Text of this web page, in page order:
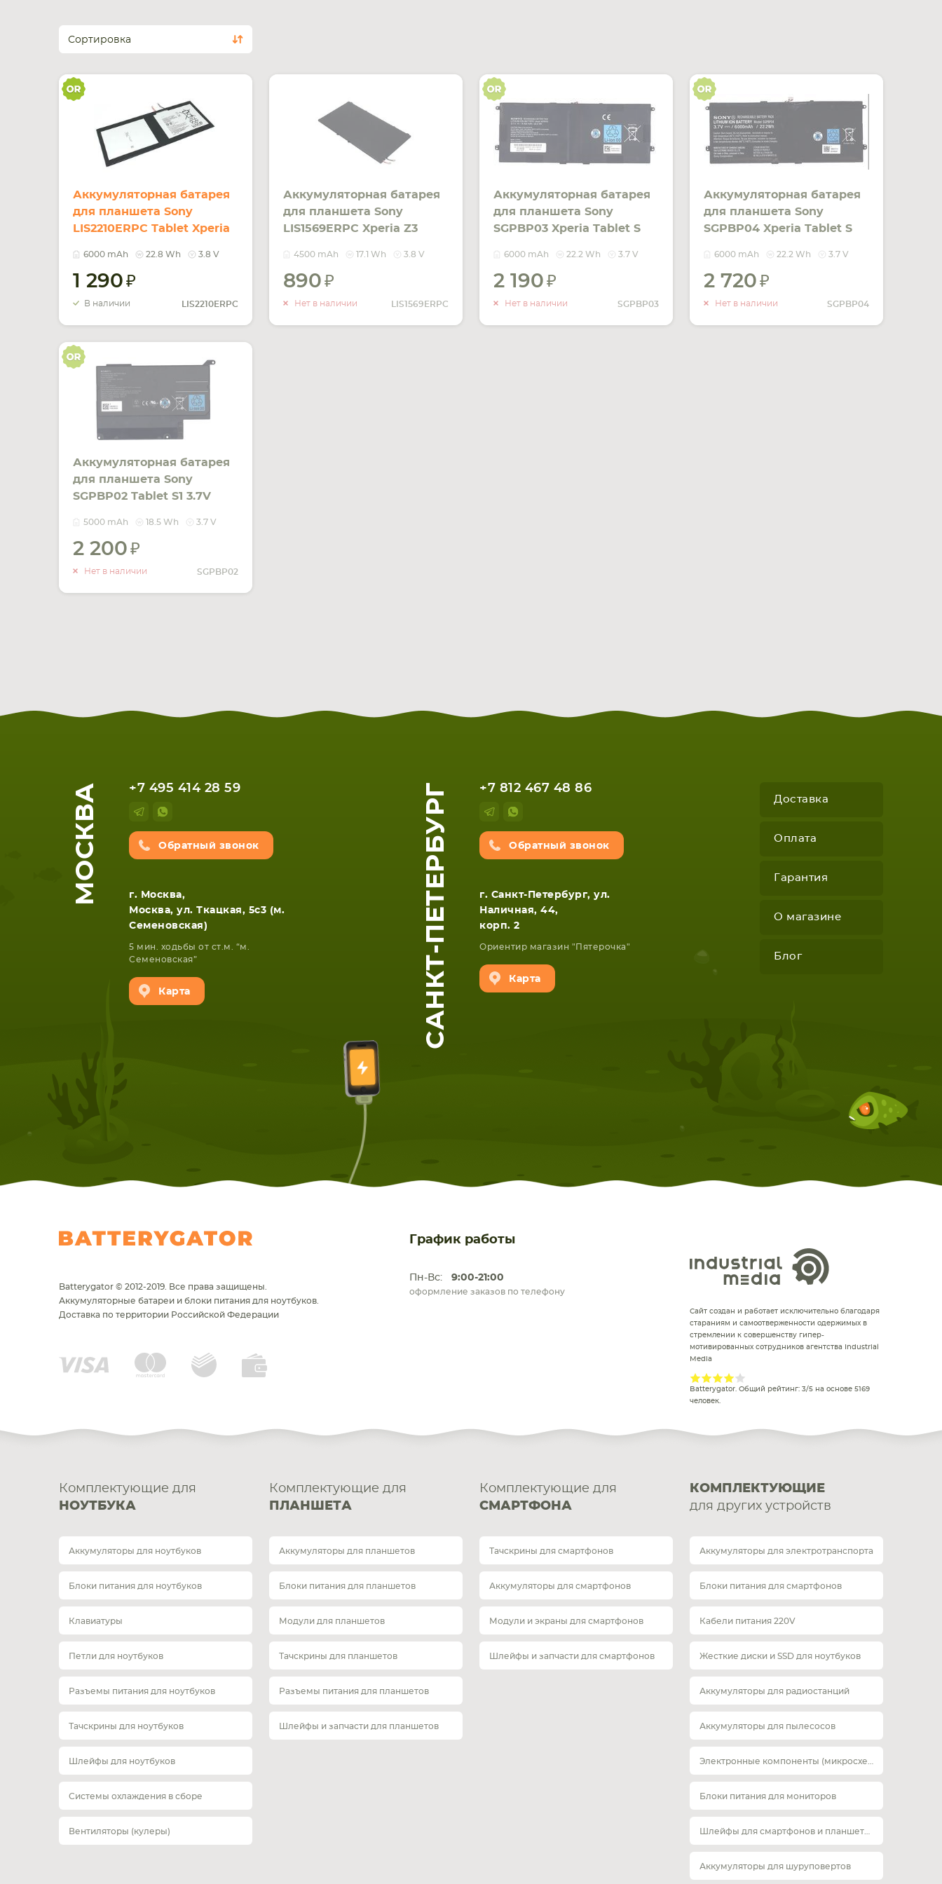
Сортировка
Аккумуляторная батарея
для планшета Sony
LIS2210ERPC Tablet Xperia
6000 mAh 22.8 Wh 3.8 V
1 290
В наличии LIS2210ERPC
Аккумуляторная батарея
для планшета Sony
LIS1569ERPC Xperia Z3
4500 mAh 17.1 Wh 3.8 V
890
Нет в наличии LIS1569ERPC
О НАЛИЧИИ
Аккумуляторная батарея
для планшета Sony
SGPBP03 Xperia Tablet S
6000 mAh 22.2 Wh 3.7 V
2 190
Нет в наличии SGPBP03
О НАЛИЧИИ
Аккумуляторная батарея
для планшета Sony
SGPBP04 Xperia Tablet S
6000 mAh 22.2 Wh 3.7 V
2 720
Нет в наличии SGPBP04
О НАЛИЧИИ
Аккумуляторная батарея
для планшета Sony
SGPBP02 Tablet S1 3.7V
5000 mAh 18.5 Wh 3.7 V
2 200
Нет в наличии SGPBP02
О НАЛИЧИИ
МОСКВА +7 495 414 28 59
Обратный звонок
г. Москва,
Москва, ул. Ткацкая, 5с3 (м.
Семеновская)
5 мин. ходьбы от ст.м. “м.
Семеновская”
Карта САНКТ-ПЕТЕРБУРГ +7 812 467 48 86
Обратный звонок
г. Санкт-Петербург, ул.
Наличная, 44,
корп. 2
Ориентир магазин "Пятерочка"
Карта
Доставка
Оплата
Гарантия
О магазине
Блог
График работы
Пн-Вс: 9:00-21:00
оформление заказов по телефону
Batterygator © 2012-2019. Все права защищены.
Аккумуляторные батареи и блоки питания для ноутбуков.
Доставка по территории Российской Федерации
Сайт создан и работает исключительно благодаря
стараниям и самоотверженности одержимых в
стремлении к совершенству гипер-
мотивированных сотрудников агентства Industrial
Media
Batterygator. Общий рейтинг: 3/5 на основе 5169
человек.
Комплектующие для
НОУТБУКА
Аккумуляторы для ноутбуков
Блоки питания для ноутбуков
Клавиатуры
Петли для ноутбуков
Разъемы питания для ноутбуков
Тачскрины для ноутбуков
Шлейфы для ноутбуков
Системы охлаждения в сборе
Вентиляторы (кулеры)
Комплектующие для
ПЛАНШЕТА
Аккумуляторы для планшетов
Блоки питания для планшетов
Модули для планшетов
Тачскрины для планшетов
Разъемы питания для планшетов
Шлейфы и запчасти для планшетов
Комплектующие для
СМАРТФОНА
Тачскрины для смартфонов
Аккумуляторы для смартфонов
Модули и экраны для смартфонов
Шлейфы и запчасти для смартфонов
КОМПЛЕКТУЮЩИЕ
для других устройств
Аккумуляторы для электротранспорта
Блоки питания для смартфонов
Кабели питания 220V
Жесткие диски и SSD для ноутбуков
Аккумуляторы для радиостанций
Аккумуляторы для пылесосов
Блоки питания для мониторов
Аккумуляторы для шуруповертов